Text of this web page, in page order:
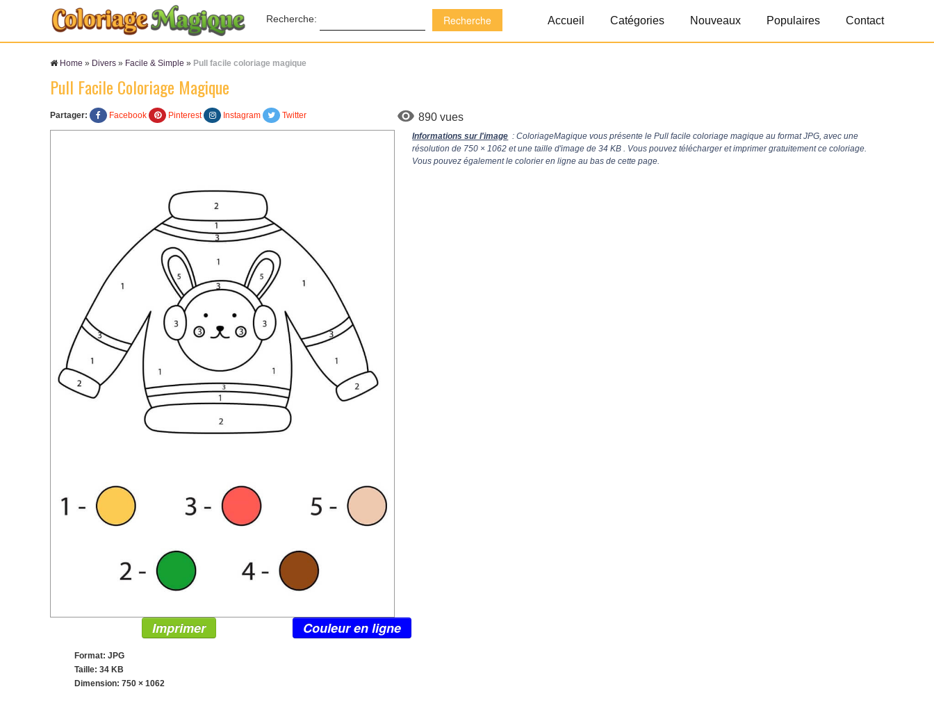
Recherche: Accueil Catégories Nouveaux Populaires Contact
Home » Divers » Facile & Simple » Pull facile coloriage magique
Pull Facile Coloriage Magique
Partager: Facebook Pinterest Instagram Twitter 890 vues
Informations sur l'image : ColoriageMagique vous présente le Pull facile coloriage magique au format JPG, avec une
résolution de 750 × 1062 et une taille d'image de 34 KB . Vous pouvez télécharger et imprimer gratuitement ce coloriage.
Vous pouvez également le colorier en ligne au bas de cette page.
Imprimer Couleur en ligne
Format: JPG
Taille: 34 KB
Dimension: 750 × 1062